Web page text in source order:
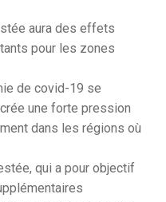
aura des effets
pour les zones
de covid-19 se
une forte pression
dans les régions où
qui a pour objectif